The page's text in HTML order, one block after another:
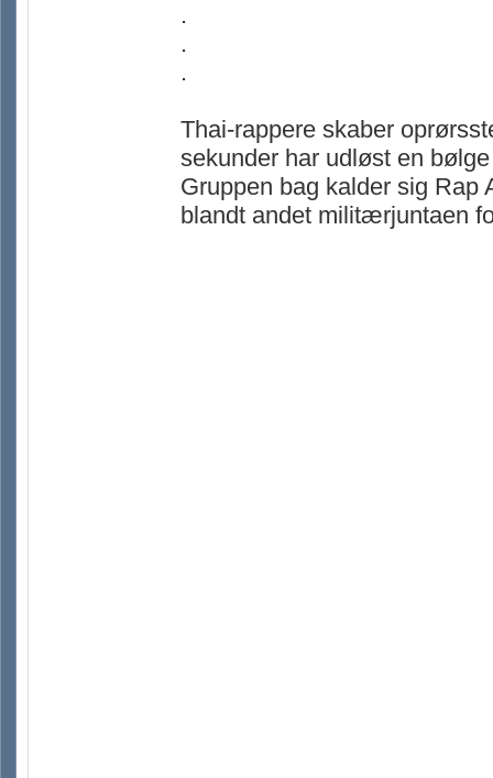
.
.
.
Thai-rappere skaber
sekunder har udløst en
Gruppen bag kalder sig Rap
blandt andet militærjuntaen